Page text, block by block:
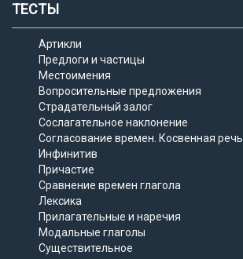
ТЕСТЫ
Артикли
Предлоги и частицы
Местоимения
Вопросительные предложения
Страдательный залог
Сослагательное наклонение
Согласование времен. Косвенная речь.
Инфинитив
Причастие
Сравнение времен глагола
Лексика
Прилагательные и наречия
Модальные глаголы
Существительное